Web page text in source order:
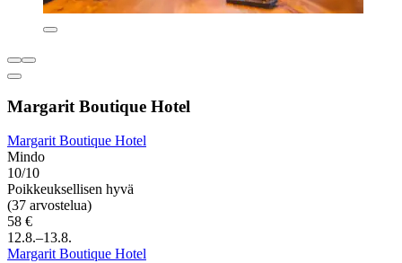
Margarit Boutique Hotel
Margarit Boutique Hotel
Mindo
10/10
Poikkeuksellisen hyvä
(37 arvostelua)
58 €
12.8.–13.8.
Margarit Boutique Hotel